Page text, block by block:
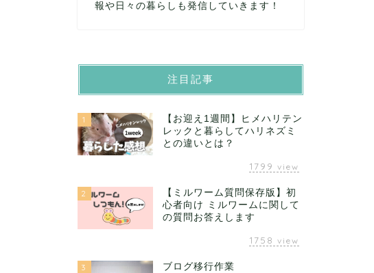
報や日々の暮らしも発信していきます！
注目記事
1
【お迎え1週間】ヒメハリテン
レックと暮らしてハリネズミ
との違いとは？
1799 view
2
【ミルワーム質問保存版】初
心者向け ミルワームに関して
の質問お答えします
1758 view
3 ブログ移行作業